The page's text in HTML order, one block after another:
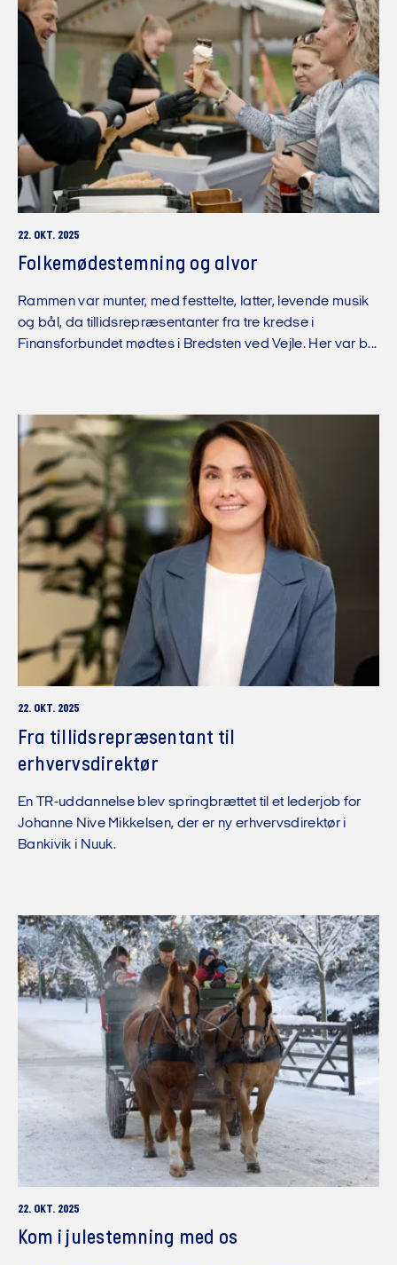
22. OKT. 2025
Folkemødestemning og alvor
Rammen var munter, med festtelte, latter, levende musik
og bål, da tillidsrepræsentanter fra tre kredse i
Finansforbundet mødtes i Bredsten ved Vejle. Her var b...
22. OKT. 2025
Fra tillidsrepræsentant til
erhvervsdirektør
En TR-uddannelse blev springbrættet til et lederjob for
Johanne Nive Mikkelsen, der er ny erhvervsdirektør i
Bankivik i Nuuk.
22. OKT. 2025
Kom i julestemning med os